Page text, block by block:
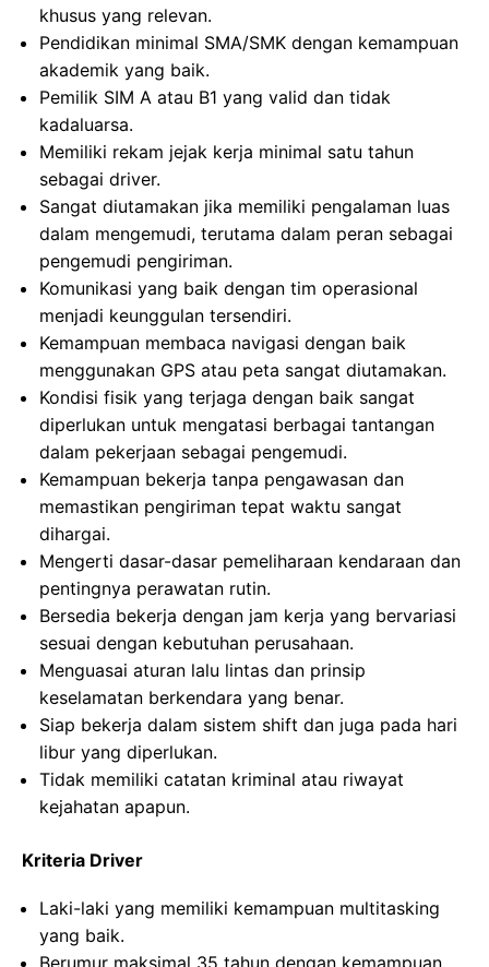
khusus yang relevan.
Pendidikan minimal SMA/SMK dengan kemampuan
akademik yang baik.
Pemilik SIM A atau B1 yang valid dan tidak
kadaluarsa.
Memiliki rekam jejak kerja minimal satu tahun
sebagai driver.
Sangat diutamakan jika memiliki pengalaman luas
dalam mengemudi, terutama dalam peran sebagai
pengemudi pengiriman.
Komunikasi yang baik dengan tim operasional
menjadi keunggulan tersendiri.
Kemampuan membaca navigasi dengan baik
menggunakan GPS atau peta sangat diutamakan.
Kondisi fisik yang terjaga dengan baik sangat
diperlukan untuk mengatasi berbagai tantangan
dalam pekerjaan sebagai pengemudi.
Kemampuan bekerja tanpa pengawasan dan
memastikan pengiriman tepat waktu sangat
dihargai.
Mengerti dasar-dasar pemeliharaan kendaraan dan
pentingnya perawatan rutin.
Bersedia bekerja dengan jam kerja yang bervariasi
sesuai dengan kebutuhan perusahaan.
Menguasai aturan lalu lintas dan prinsip
keselamatan berkendara yang benar.
Siap bekerja dalam sistem shift dan juga pada hari
libur yang diperlukan.
Tidak memiliki catatan kriminal atau riwayat
kejahatan apapun.
Kriteria Driver
Laki-laki yang memiliki kemampuan multitasking
yang baik.
Berumur maksimal 35 tahun dengan kemampuan